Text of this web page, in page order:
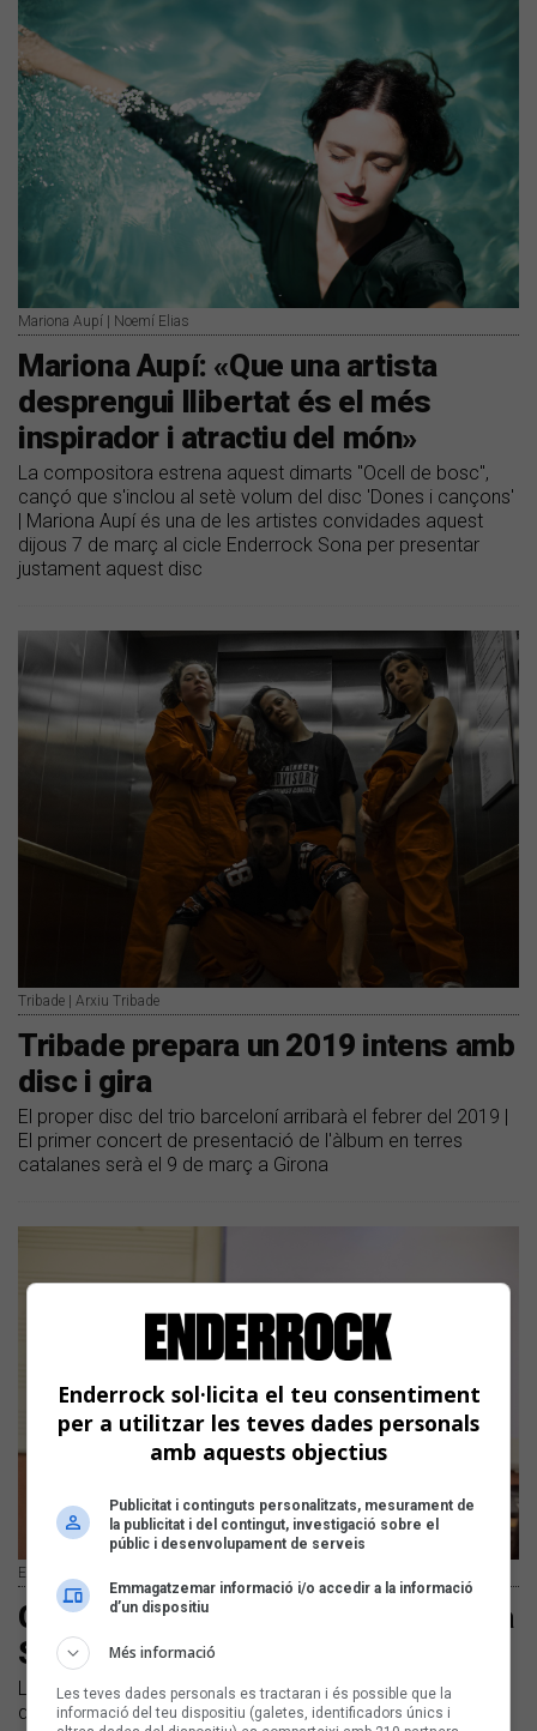
Mariona Aupí | Noemí Elias
Mariona Aupí: «Que una artista
desprengui llibertat és el més
inspirador i atractiu del món»
La compositora estrena aquest dimarts "Ocell de bosc",
cançó que s'inclou al setè volum del disc 'Dones i cançons'
| Mariona Aupí és una de les artistes convidades aquest
dijous 7 de març al cicle Enderrock Sona per presentar
justament aquest disc
Tribade | Arxiu Tribade
Tribade prepara un 2019 intens amb
disc i gira
El proper disc del trio barceloní arribarà el febrer del 2019 |
El primer concert de presentació de l'àlbum en terres
catalanes serà el 9 de març a Girona
Edna Sey a l'IES La Guineueta de Barcelona | Xavier Mercadé
Gemma Humet, Paula Giberga i Edna
Sey faran de Músic del Mes
Les tres cantants seran les protagonistes de l'edició
d'aquest any | El Músic del Mes és una activitat educativa
Enderrock sol·licita el teu consentiment
per a utilitzar les teves dades personals
amb aquests objectius
Publicitat i continguts personalitzats, mesurament de
la publicitat i del contingut, investigació sobre el
públic i desenvolupament de serveis
Emmagatzemar informació i/o accedir a la informació
d’un dispositiu
Més informació
Les teves dades personals es tractaran i és possible que la
informació del teu dispositiu (galetes, identificadors únics i